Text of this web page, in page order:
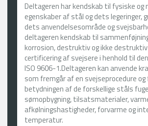
Deltageren har kendskab til fysiske og
egenskaber af stål og dets legeringer,
dets anvendelsesområde og
deltageren kendskab til
korrosion, destruktiv og ikke
certificering af svejsere i henhold til
ISO 9606-1.Deltageren kan anvende
som fremgår af en svejseprocedure
betydningen af de forskellige ståls
sømopbygning, tilsatsmaterialer,
afkølningshastigheder, forvarme og
temperatur.